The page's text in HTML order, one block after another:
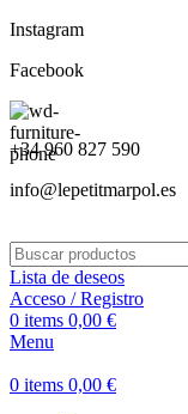
Instagram
Facebook
+34 960 827 590
info@lepetitmarpol.es
Lista de deseos
Acceso / Registro
0 items 0,00 €
Menu
0 items 0,00 €